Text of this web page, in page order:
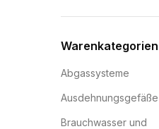
Warenkategorien
Abgassysteme
Ausdehnungsgefäße
Brauchwasser und